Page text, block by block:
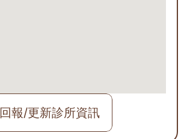
回報/更新診所資訊